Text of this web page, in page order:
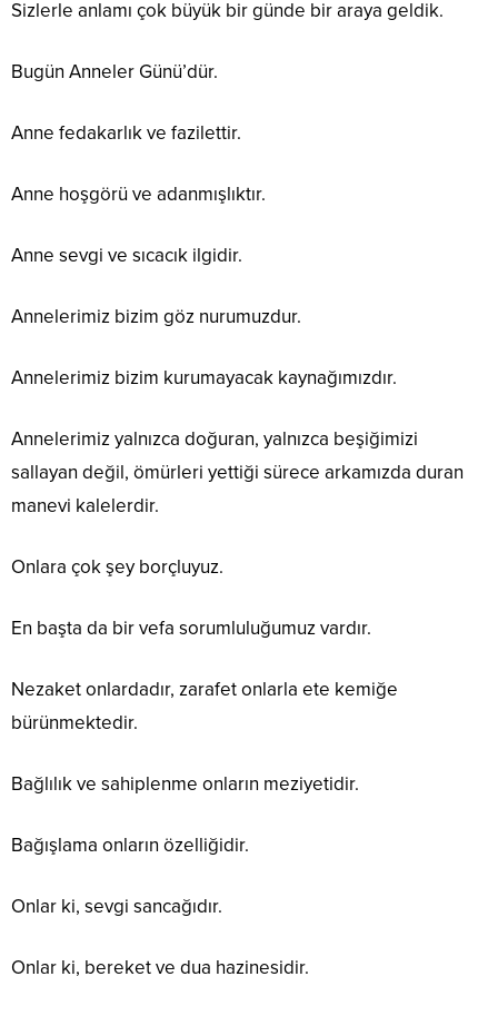
Sizlerle anlamı çok büyük bir günde bir araya geldik.
Bugün Anneler Günü’dür.
Anne fedakarlık ve fazilettir.
Anne hoşgörü ve adanmışlıktır.
Anne sevgi ve sıcacık ilgidir.
Annelerimiz bizim göz nurumuzdur.
Annelerimiz bizim kurumayacak kaynağımızdır.
Annelerimiz yalnızca doğuran, yalnızca beşiğimizi
sallayan değil, ömürleri yettiği sürece arkamızda duran
manevi kalelerdir.
Onlara çok şey borçluyuz.
En başta da bir vefa sorumluluğumuz vardır.
Nezaket onlardadır, zarafet onlarla ete kemiğe
bürünmektedir.
Bağlılık ve sahiplenme onların meziyetidir.
Bağışlama onların özelliğidir.
Onlar ki, sevgi sancağıdır.
Onlar ki, bereket ve dua hazinesidir.